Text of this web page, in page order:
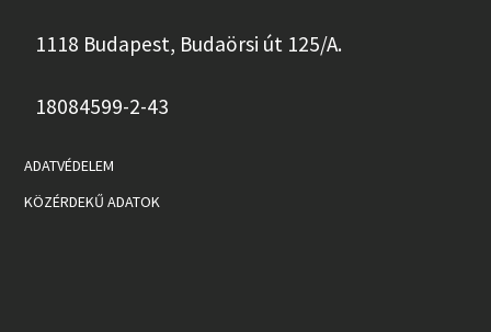
1118 Budapest, Budaörsi út 125/A.
18084599-2-43
ADATVÉDELEM
KÖZÉRDEKŰ ADATOK